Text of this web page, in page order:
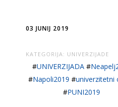
03 JUNIJ 2019
KATEGORIJA: UNIVERZIJADE
#UNIVERZIJADA#
#Napoli2019 #univerzitetni
#PUNI2019